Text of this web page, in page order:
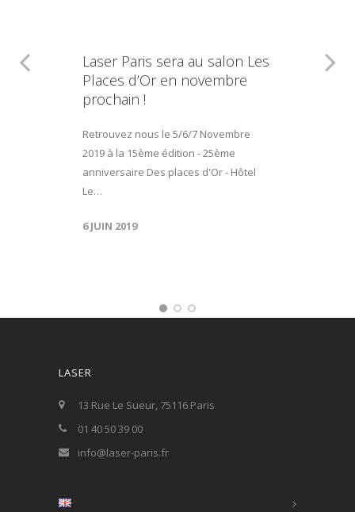
Laser Paris sera au salon Les
Places d’Or en novembre
prochain !
Retrouvez nous le 5/6/7 Novembre
2019 à la 15ème édition - 25ème
anniversaire Des places d'Or - Hôtel
Le…
6 JUIN 2019
LASER
13 Rue Le Sueur, 75116 Paris
01 40 50 39 00
info@laser-paris.fr